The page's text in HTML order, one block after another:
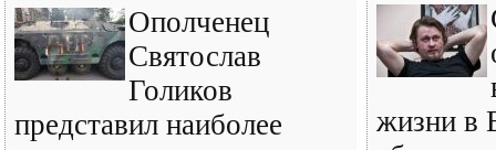
Ополченец
Святослав
Голиков
представил наиболее
жизни в